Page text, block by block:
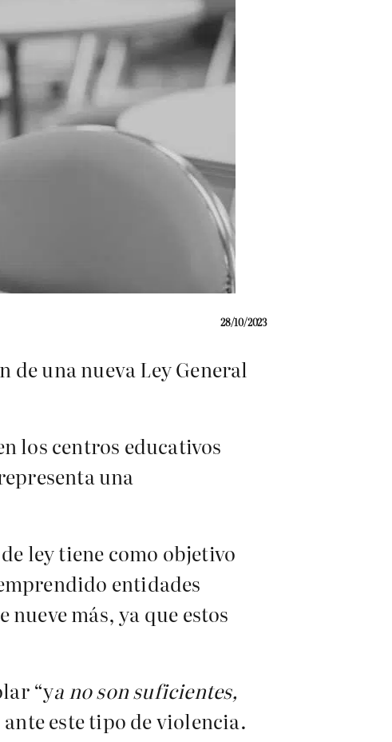
28/10/2023
una nueva Ley General
los centros educativos
una
ley tiene como objetivo
entidades
más, ya que estos
“ya no son suficientes,
ante este tipo de violencia.